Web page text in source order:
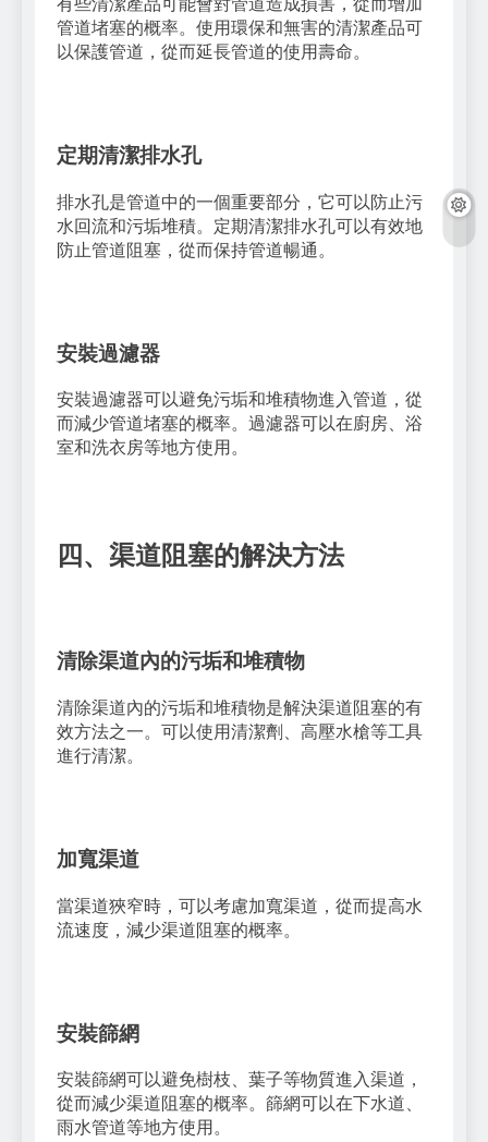
管道堵塞的概率。使用環保和無害的清潔產品可
以保護管道，從而延長管道的使用壽命。
定期清潔排水孔
排水孔是管道中的一個重要部分，它可以防止污
水回流和污垢堆積。定期清潔排水孔可以有效地
防止管道阻塞，從而保持管道暢通。
安裝過濾器
安裝過濾器可以避免污垢和堆積物進入管道，從
而減少管道堵塞的概率。過濾器可以在廚房、浴
室和洗衣房等地方使用。
四、渠道阻塞的解決方法
清除渠道內的污垢和堆積物
清除渠道內的污垢和堆積物是解決渠道阻塞的有
效方法之一。可以使用清潔劑、高壓水槍等工具
進行清潔。
加寬渠道
當渠道狹窄時，可以考慮加寬渠道，從而提高水
流速度，減少渠道阻塞的概率。
安裝篩網
安裝篩網可以避免樹枝、葉子等物質進入渠道，
從而減少渠道阻塞的概率。篩網可以在下水道、
雨水管道等地方使用。